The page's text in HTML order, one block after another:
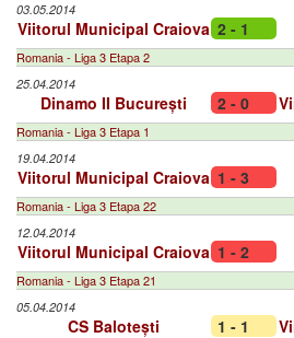
03.05.2014
Viitorul Municipal Craiova 2 - 1
Romania - Liga 3 Etapa 2
25.04.2014
Dinamo II București 2 - 0
Romania - Liga 3 Etapa 1
19.04.2014
Viitorul Municipal Craiova 1 - 3
Romania - Liga 3 Etapa 22
12.04.2014
Viitorul Municipal Craiova 1 - 2
Romania - Liga 3 Etapa 21
05.04.2014
CS Balotești 1 - 1